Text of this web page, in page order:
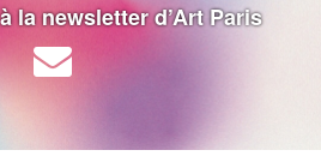
la newsletter d’Art Paris